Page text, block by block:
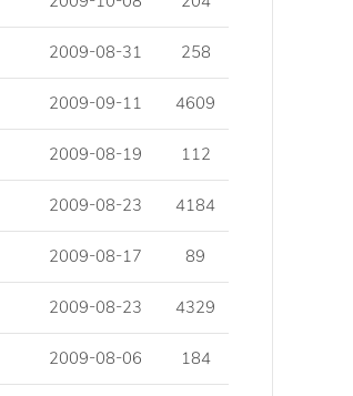
2009-08-31 258
2009-09-11 4609
2009-08-19 112
2009-08-23 4184
2009-08-17 89
2009-08-23 4329
2009-08-06 184